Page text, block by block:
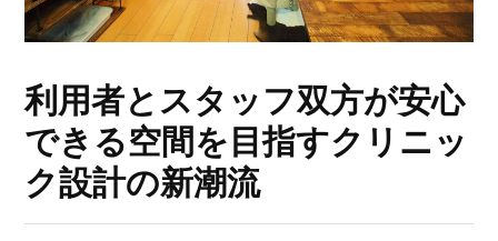
利用者とスタッフ双方が安心
できる空間を目指すクリニッ
ク設計の新潮流